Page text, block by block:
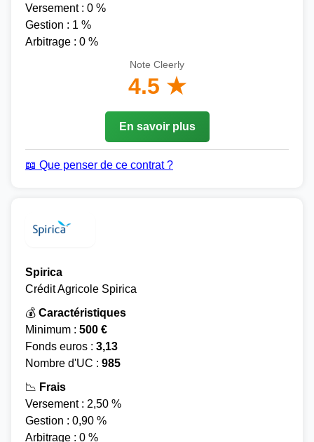
Versement : 0 %
Gestion : 1 %
Arbitrage : 0 %
Note Cleerly
4.5 ★
En savoir plus
📖 Que penser de ce contrat ?
Spirica
Crédit Agricole Spirica
💰 Caractéristiques
Minimum : 500 €
Fonds euros : 3,13
Nombre d'UC : 985
📉 Frais
Versement : 2,50 %
Gestion : 0,90 %
Arbitrage : 0 %